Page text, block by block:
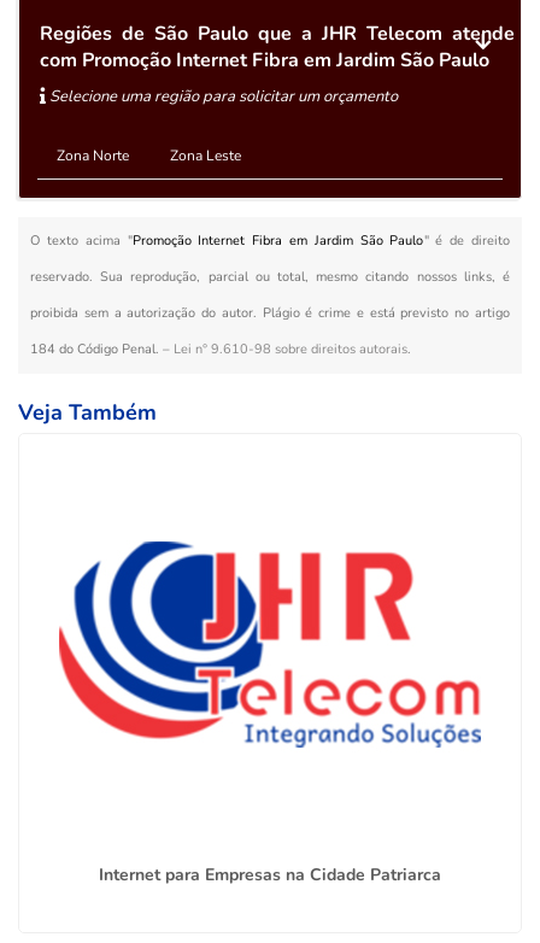
Regiões de São Paulo que a JHR Telecom atende
com Promoção Internet Fibra em Jardim São Paulo
Selecione uma região para solicitar um orçamento
Zona Norte Zona Leste
O texto acima "Promoção Internet Fibra em Jardim São Paulo" é de direito
reservado. Sua reprodução, parcial ou total, mesmo citando nossos links, é
proibida sem a autorização do autor. Plágio é crime e está previsto no artigo
184 do Código Penal. – Lei n° 9.610-98 sobre direitos autorais.
Veja Também
Internet para Empresas na Cidade Patriarca